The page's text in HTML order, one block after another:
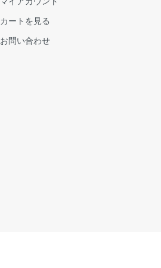
カートを見る
お問い合わせ